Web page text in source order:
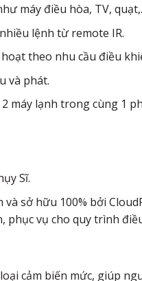
máy điều hòa, TV,
lệnh từ remote IR.
theo nhu cầu điều
và phát.
máy lạnh trong cùng 1
Sĩ.
sở hữu 100% bởi
vụ cho quy trình
cảm biến mức, giúp